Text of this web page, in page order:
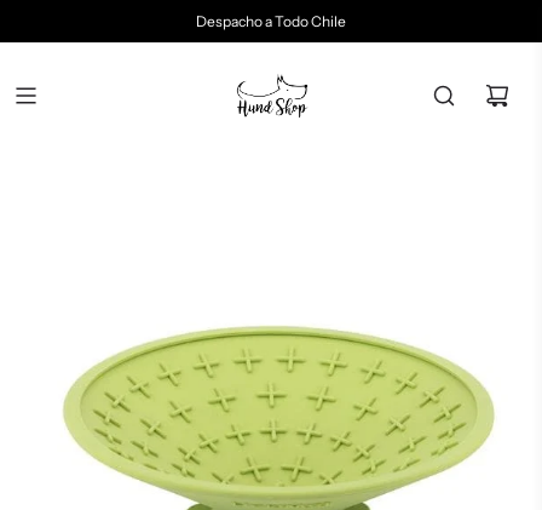
Despacho a Todo Chile